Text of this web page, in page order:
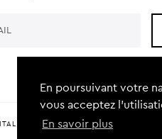
En poursuivant votre
vous acceptez
En savoir plus
FOR CHARLEROI (EVCC)